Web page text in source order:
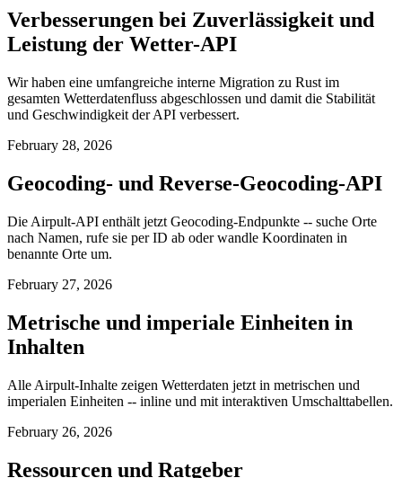
Verbesserungen bei Zuverlässigkeit und
Leistung der Wetter-API
Wir haben eine umfangreiche interne Migration zu Rust im
gesamten Wetterdatenfluss abgeschlossen und damit die Stabilität
und Geschwindigkeit der API verbessert.
February 28, 2026
Geocoding- und Reverse-Geocoding-API
Die Airpult-API enthält jetzt Geocoding-Endpunkte -- suche Orte
nach Namen, rufe sie per ID ab oder wandle Koordinaten in
benannte Orte um.
February 27, 2026
Metrische und imperiale Einheiten in
Inhalten
Alle Airpult-Inhalte zeigen Wetterdaten jetzt in metrischen und
imperialen Einheiten -- inline und mit interaktiven Umschalttabellen.
February 26, 2026
Ressourcen und Ratgeber